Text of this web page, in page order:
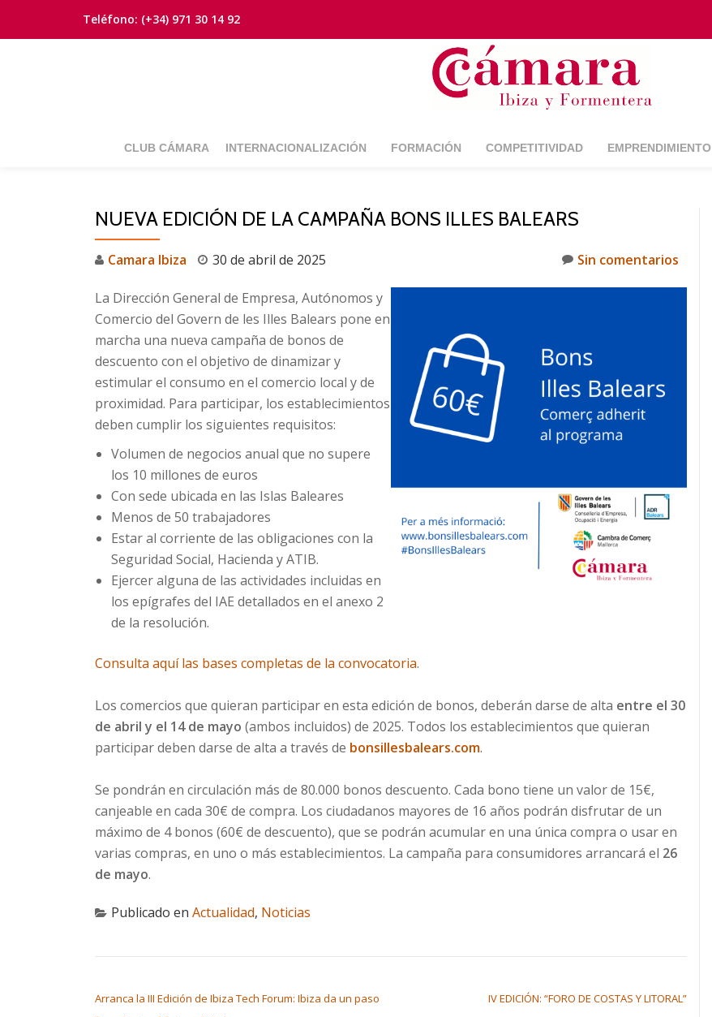
Saltar
Teléfono: (+34) 971 30 14 92
CLUB CÁMARA INTERNACIONALIZACIÓN FORMACIÓN COMPETITIVIDAD EMPRENDIMIENTO
NUEVA EDICIÓN DE LA CAMPAÑA BONS ILLES BALEARS
Camara Ibiza 30 de abril de 2025 Sin comentarios
La Dirección General de Empresa, Autónomos y
Comercio del Govern de les Illes Balears pone en
marcha una nueva campaña de bonos de
descuento con el objetivo de dinamizar y
estimular el consumo en el comercio local y de
proximidad. Para participar, los establecimientos
deben cumplir los siguientes requisitos:
Volumen de negocios anual que no supere
los 10 millones de euros
Con sede ubicada en las Islas Baleares
Menos de 50 trabajadores
Estar al corriente de las obligaciones con la
Seguridad Social, Hacienda y ATIB.
Ejercer alguna de las actividades incluidas en
los epígrafes del IAE detallados en el anexo 2
de la resolución.
Consulta aquí las bases completas de la convocatoria.
Los comercios que quieran participar en esta edición de bonos, deberán darse de alta entre el 30
de abril y el 14 de mayo (ambos incluidos) de 2025. Todos los establecimientos que quieran
participar deben darse de alta a través de bonsillesbalears.com.
Se pondrán en circulación más de 80.000 bonos descuento. Cada bono tiene un valor de 15€,
canjeable en cada 30€ de compra. Los ciudadanos mayores de 16 años podrán disfrutar de un
máximo de 4 bonos (60€ de descuento), que se podrán acumular en una única compra o usar en
varias compras, en uno o más establecimientos. La campaña para consumidores arrancará el 26
de mayo.
Publicado en Actualidad, Noticias
Arranca la III Edición de Ibiza Tech Forum: Ibiza da un paso
IV EDICIÓN: “FORO DE COSTAS Y LITORAL”